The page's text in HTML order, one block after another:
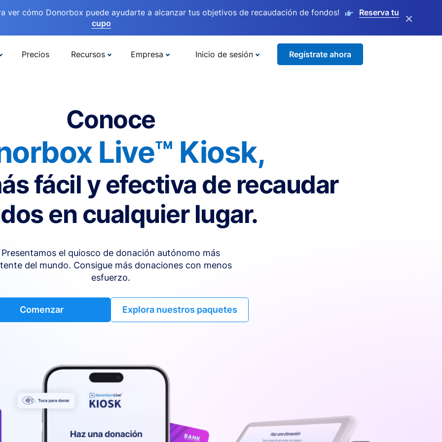
ver cómo Donorbox puede ayudarte a alcanzar tus objetivos de recaudación de fondos!
Reserva tu
cupo
×
Precios Recursos Empresa Inicio de sesión Regístrate ahora
Conoce
Live™ Kiosk,
fácil y efectiva de recaudar
en cualquier lugar.
Presentamos el quiosco de donación autónomo más
del mundo. Consigue más donaciones con menos
esfuerzo.
Comenzar Explora nuestros paquetes